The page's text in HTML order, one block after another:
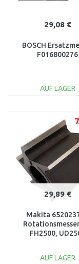
29,08 €
BOSCH
F016800276
AUF LAGER
Vergleichen
29,89 €
Makita
FH2500,
AUF LAGER